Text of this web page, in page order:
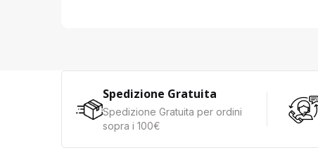
Spedizione Gratuita
Spedizione Gratuita per ordini
sopra i 100€